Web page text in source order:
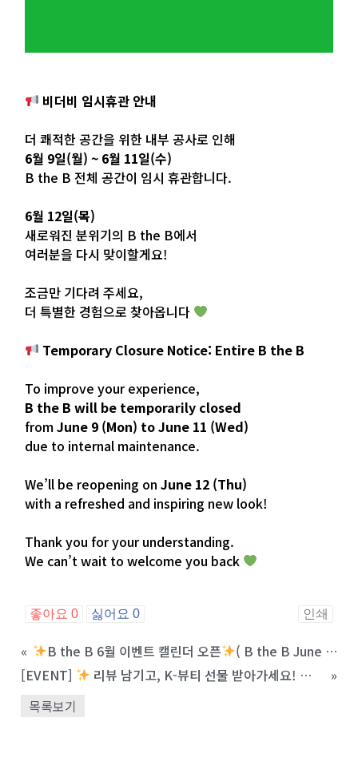
비더비 임시휴관 안내
더 쾌적한 공간을 위한 내부 공사로 인해
6월 9일(월) ~ 6월 11일(수)
B the B 전체 공간이 임시 휴관합니다.
6월 12일(목)
새로워진 분위기의 B the B에서
여러분을 다시 맞이할게요!
조금만 기다려 주세요,
더 특별한 경험으로 찾아옵니다
Temporary Closure Notice: Entire B the B
To improve your experience,
B the B will be temporarily closed
fromJune 9 (Mon) to June 11 (Wed)
due to internal maintenance.
We’ll be reopening on June 12 (Thu)
with a refreshed and inspiring new look!
Thank you for your understanding.
We can’t wait to welcome you back
좋아요 0 싫어요 0 인쇄
« B the B 6월 이벤트 캘린더 오픈
( B the B June Event Calendar)
[EVENT]
리뷰 남기고, K-뷰티 선물 받아가세요!
»
목록보기